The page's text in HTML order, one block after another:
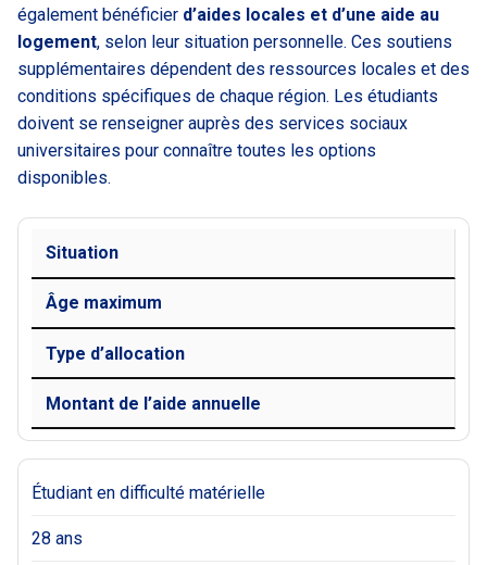
également bénéficier d’aides locales et d’une aide au
logement, selon leur situation personnelle. Ces soutiens
supplémentaires dépendent des ressources locales et des
conditions spécifiques de chaque région. Les étudiants
doivent se renseigner auprès des services sociaux
universitaires pour connaître toutes les options
disponibles.
Situation
Âge maximum
Type d’allocation
Montant de l’aide annuelle
Étudiant en difficulté matérielle
28 ans